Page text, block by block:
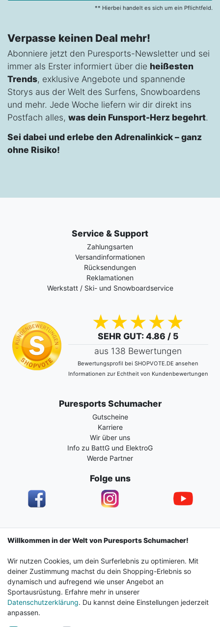
** Hierbei handelt es sich um ein Pflichtfeld.
Verpasse keinen Deal mehr!
Abonniere jetzt den Puresports-Newsletter und sei
immer als Erster informiert über die heißesten
Trends, exklusive Angebote und spannende
Storys aus der Welt des Surfens, Snowboardens
und mehr. Jede Woche liefern wir dir direkt ins
Postfach alles, was dein Funsport-Herz begehrt.
Sei dabei und erlebe den Adrenalinkick – ganz
ohne Risiko!
Service & Support
Zahlungsarten
Versandinformationen
Rücksendungen
Reklamationen
Werkstatt / Ski- und Snowboardservice
SEHR GUT: 4.86 / 5
aus 138 Bewertungen
Bewertungsprofil bei SHOPVOTE.DE ansehen
Informationen zur Echtheit von Kundenbewertungen
Puresports Schumacher
Gutscheine
Karriere
Wir über uns
Info zu BattG und ElektroG
Werde Partner
Folge uns
Impressum Daten­schutz­erklärung AGB
Barrierefreiheitserklärung Widerrufs­recht
Vertrag widerrufen Kontakt
Willkommen in der Welt von Puresports Schumacher!
Wir nutzen Cookies, um dein Surferlebnis zu optimieren. Mit
deiner Zustimmung machst du dein Shopping-Erlebnis so
dynamisch und aufregend wie unser Angebot an
Sportausrüstung. Erfahre mehr in unserer
Datenschutzerklärung. Du kannst deine Einstellungen jederzeit
anpassen.